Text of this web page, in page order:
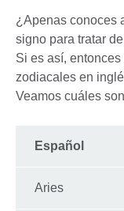
¿Apenas conoces
signo para tratar
Si es así,
zodiacales en
Veamos cuáles
Español
Aries